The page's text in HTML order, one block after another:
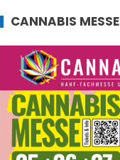
CANNABIS MESSE